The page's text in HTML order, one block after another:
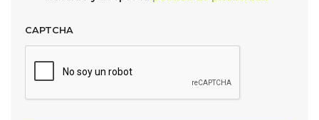
CAPTCHA